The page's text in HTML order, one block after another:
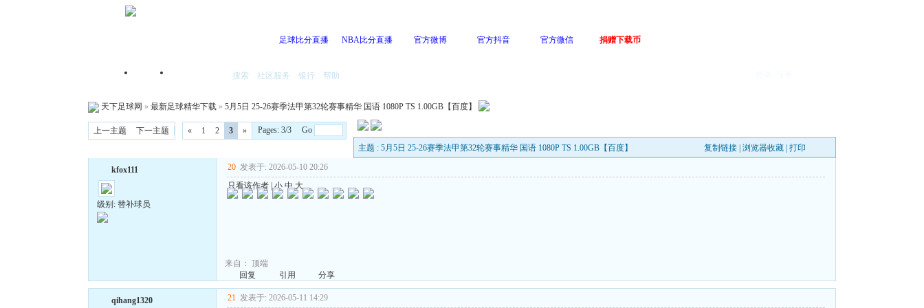
足球比分直播 NBA比分直播 官方微博 官方抖音 官方微信 捐赠下载币
首页 搜索 社区服务 银行 帮助
天下足球网 » 最新足球精华下载 » 5月5日 25-26赛季法甲第32轮赛事精华 国语 1080P TS 1.00GB【百度】
上一主题 下一主题 « 1 2 3 »
Pages: 3/3 Go
主题 : 5月5日 25-26赛季法甲第32轮赛事精华 国语 1080P TS 1.00GB【百度】
复制链接| 浏览器收藏| 打印
kfox111
级别: 替补球员
20 发表于: 2026-05-10 20:26
只看该作者|小 中 大
来自： 顶端
回复
引用 分享
qihang1320 21 发表于: 2026-05-11 14:29